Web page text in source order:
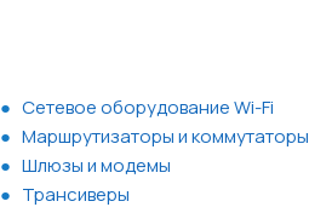
Сетевое оборудование Wi-Fi
Маршрутизаторы и коммутаторы
Шлюзы и модемы
Трансиверы